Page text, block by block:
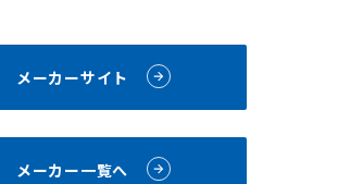
メーカーサイト
メーカー一覧へ